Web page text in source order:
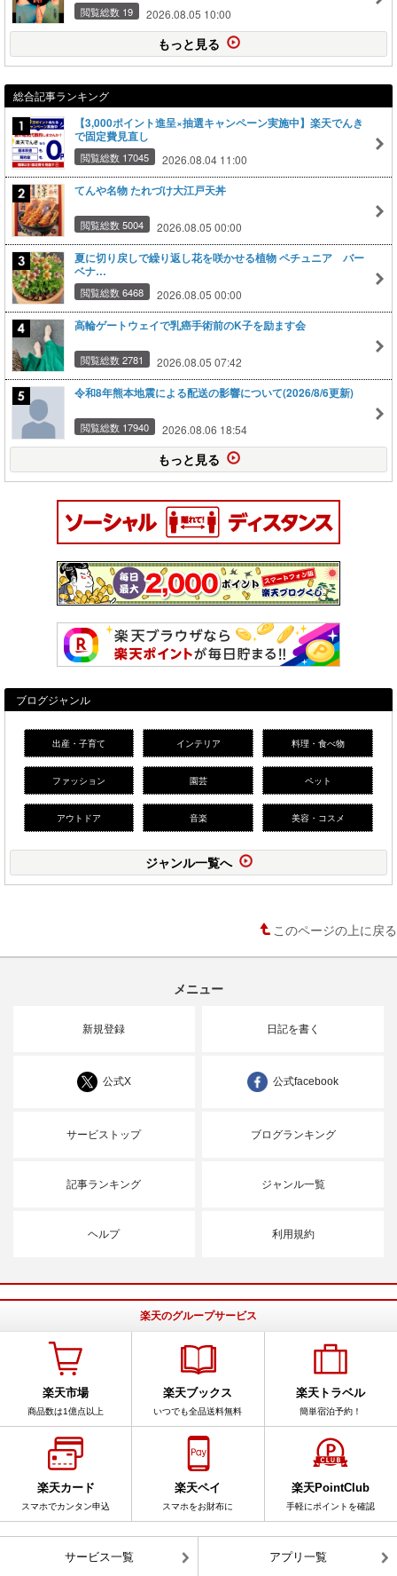
閲覧総数 19 2026.08.05 10:00
もっと見る
総合記事ランキング
【3,000ポイント進呈×抽選キャンペーン実施中】楽天でんき
で固定費見直し
閲覧総数 17045 2026.08.04 11:00
てんや名物 たれづけ大江戸天丼
閲覧総数 5004 2026.08.05 00:00
夏に切り戻しで繰り返し花を咲かせる植物 ペチュニア バー
ベナ…
閲覧総数 6468 2026.08.05 00:00
高輪ゲートウェイで乳癌手術前のK子を励ます会
閲覧総数 2781 2026.08.05 07:42
令和8年熊本地震による配送の影響について(2026/8/6更新)
閲覧総数 17940 2026.08.06 18:54
もっと見る
ブログジャンル
出産・子育て インテリア 料理・食べ物
ファッション 園芸 ペット
アウトドア 音楽 美容・コスメ
ジャンル一覧へ
このページの上に戻る
メニュー
新規登録 日記を書く
公式X 公式facebook
サービストップ ブログランキング
記事ランキング ジャンル一覧
ヘルプ 利用規約
楽天のグループサービス
楽天市場
商品数は1億点以上
楽天ブックス
いつでも全品送料無料
楽天トラベル
簡単宿泊予約！
楽天カード
スマホでカンタン申込
楽天ペイ
スマホをお財布に
楽天PointClub
手軽にポイントを確認
サービス一覧 アプリ一覧